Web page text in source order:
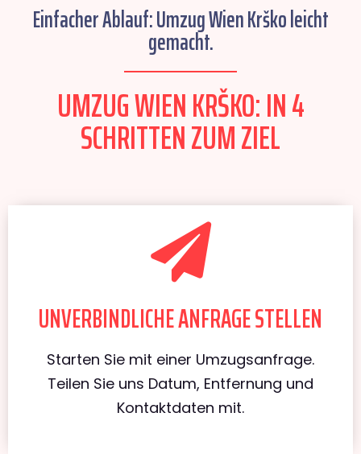
Einfacher Ablauf: Umzug Wien Krško leicht
gemacht.
UMZUG WIEN KRŠKO: IN 4
SCHRITTEN ZUM ZIEL
UNVERBINDLICHE ANFRAGE STELLEN
Starten Sie mit einer Umzugsanfrage.
Teilen Sie uns Datum, Entfernung und
Kontaktdaten mit.